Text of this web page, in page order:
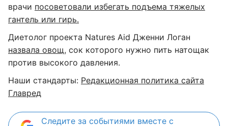
врачи посоветовали избегать подъема тяжелых
гантель или гирь.
Диетолог проекта Natures Aid Дженни Логан
назвала овощ, сок которого нужно пить натощак
против высокого давления.
Наши стандарты: Редакционная политика сайта
Главред
Следите за событиями вместе с